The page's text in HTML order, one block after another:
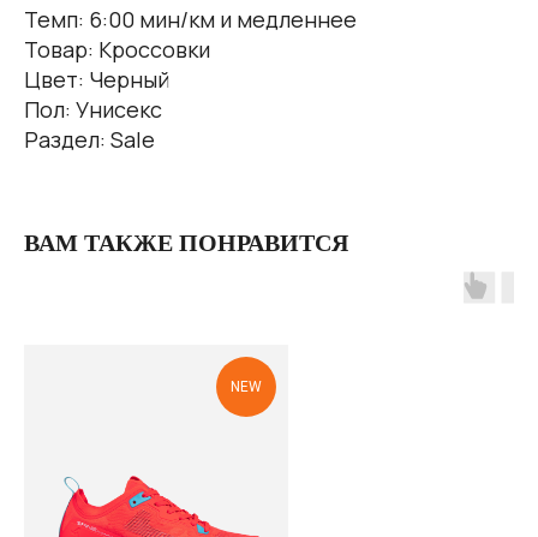
Темп: 6:00 мин/км и медленнее
Товар: Кроссовки
Цвет: Черный
Пол: Унисекс
Раздел: Sale
ВАМ ТАКЖЕ ПОНРАВИТСЯ
NEW